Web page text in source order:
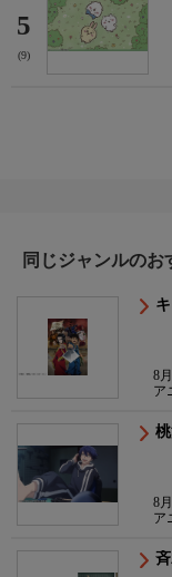
5
(9)
同じジャンルのお
8
ア
8
ア